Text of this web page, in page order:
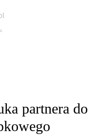
partnera do